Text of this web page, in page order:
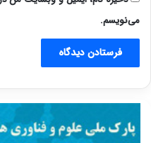
می‌نویسم.